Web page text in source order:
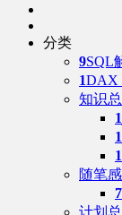
分类
9SQL
1DAX
知识
1
1
随笔
7
计划